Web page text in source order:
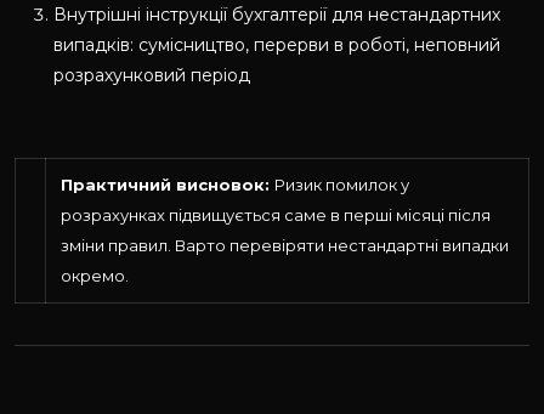
Внутрішні інструкції бухгалтерії для нестандартних
випадків: сумісництво, перерви в роботі, неповний
розрахунковий період
Практичний висновок: Ризик помилок у
розрахунках підвищується саме в перші місяці після
зміни правил. Варто перевіряти нестандартні випадки
окремо.